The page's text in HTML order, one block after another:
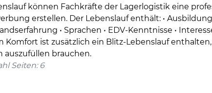
können Fachkräfte der Lagerlogistik eine
erstellen. Der Lebenslauf enthält: • Ausbildung
• Sprachen • EDV-Kenntnisse •
Komfort ist zusätzlich ein Blitz-Lebenslauf
auszufüllen brauchen.
Seiten: 6